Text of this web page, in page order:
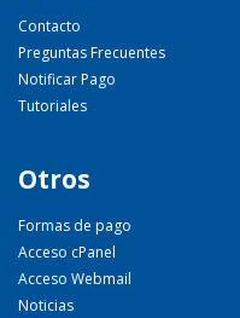
Contacto
Preguntas Frecuentes
Notificar Pago
Tutoriales
Otros
Formas de pago
Acceso cPanel
Acceso Webmail
Noticias